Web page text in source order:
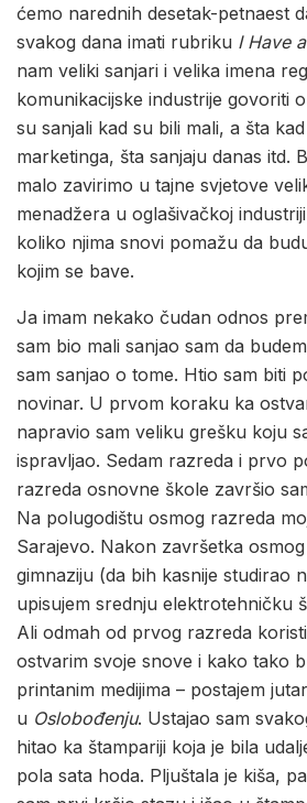
ćemo narednih desetak-petnaest
svakog dana imati rubriku I Have
nam veliki sanjari i velika imena
komunikacijske industrije govoriti
su sanjali kad su bili mali, a šta
marketinga, šta sanjaju danas itd.
malo zavirimo u tajne svjetove
menadžera u oglašivačkoj
koliko njima snovi pomažu da
kojim se bave.
Ja imam nekako čudan odnos
sam bio mali sanjao sam da
sam sanjao o tome. Htio sam biti
novinar. U prvom koraku ka
napravio sam veliku grešku koju
ispravljao. Sedam razreda i prvo
razreda osnovne škole završio
Na polugodištu osmog razreda
Sarajevo. Nakon završetka
gimnaziju (da bih kasnije studirao
upisujem srednju elektrotehničku
Ali odmah od prvog razreda
ostvarim svoje snove i kako tako
printanim medijima – postajem
u Oslobođenju. Ustajao sam
hitao ka štampariji koja je bila
pola sata hoda. Pljuštala je kiša,